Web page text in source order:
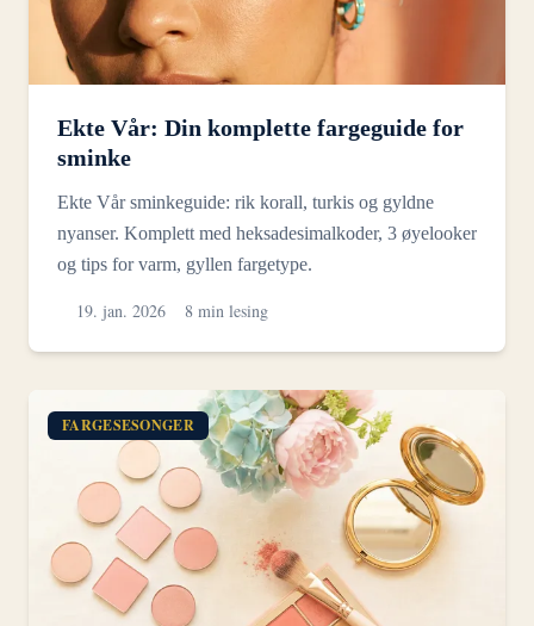
Ekte Vår: Din komplette fargeguide for
sminke
Ekte Vår sminkeguide: rik korall, turkis og gyldne
nyanser. Komplett med heksadesimalkoder, 3 øyelooker
og tips for varm, gyllen fargetype.
19. jan. 2026 8 min lesing
FARGESESONGER